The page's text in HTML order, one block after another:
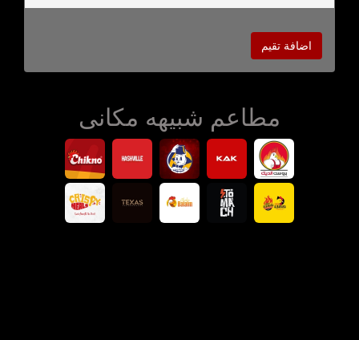
اضافة تقيم
مطاعم شبيهه مكانى